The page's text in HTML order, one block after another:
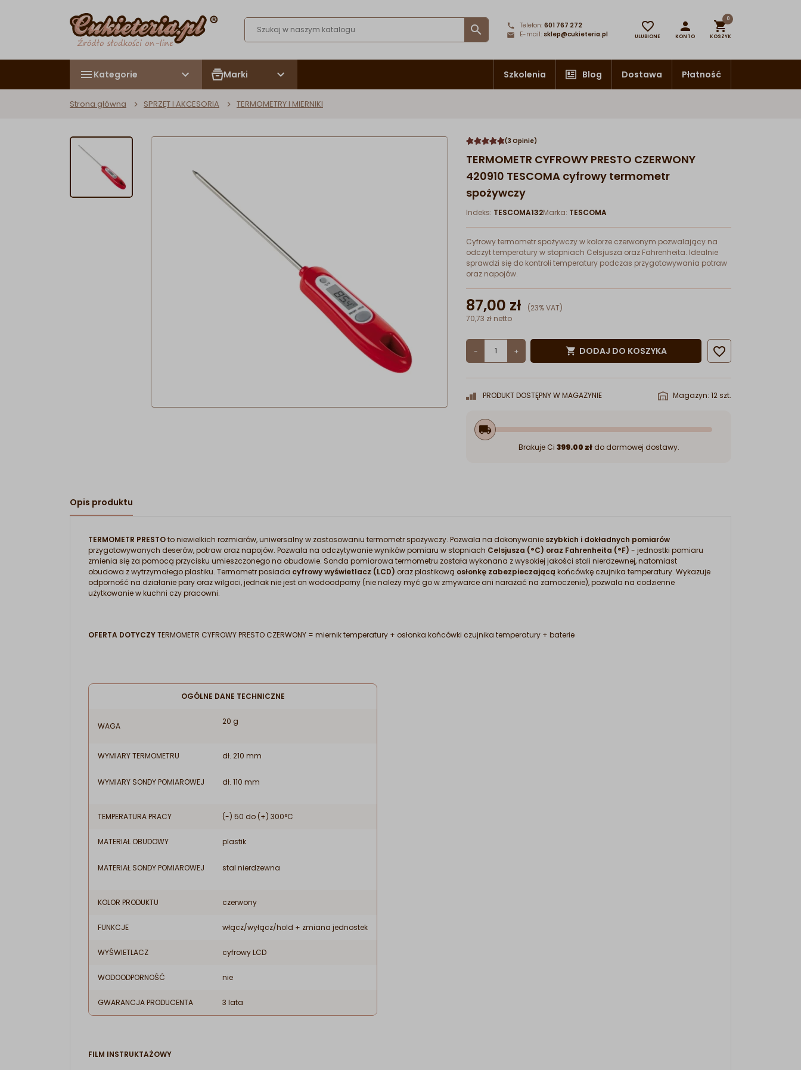
 Telefon: 601 767 272
E-mail: sklep@cukieteria.pl

ULUBIONE

KONTO

0
KOSZYK
Kategorie Marki Szkolenia Blog Dostawa Płatność
Strona główna SPRZĘT I AKCESORIA TERMOMETRY I MIERNIKI
(3 Opinie)
TERMOMETR CYFROWY PRESTO CZERWONY
420910 TESCOMA cyfrowy termometr
spożywczy
Indeks: TESCOMA132Marka: TESCOMA
Cyfrowy termometr spożywczy w kolorze czerwonym pozwalający na
odczyt temperatury w stopniach Celsjusza oraz Fahrenheita. Idealnie
sprawdzi się do kontroli temperatury podczas przygotowywania potraw
oraz napojów.
87,00 zł
(23% VAT)
70,73 zł netto
- +  DODAJ DO KOSZYKA 
PRODUKT DOSTĘPNY W MAGAZYNIE Magazyn: 12 szt.
local_shipping
Brakuje Ci 399.00 złdo darmowej dostawy.
Opis produktu
TERMOMETR PRESTOto niewielkich rozmiarów, uniwersalny w zastosowaniu termometr spożywczy. Pozwala na dokonywanie szybkich i dokładnych pomiarów
przygotowywanych deserów, potraw oraz napojów. Pozwala na odczytywanie wyników pomiaru w stopniach Celsjusza (°C) oraz Fahrenheita (°F) - jednostki pomiaru
zmienia się za pomocą przycisku umieszczonego na obudowie. Sonda pomiarowa termometru została wykonana z wysokiej jakości stali nierdzewnej, natomiast
obudowa z wytrzymałego plastiku. Termometr posiada cyfrowy wyświetlacz (LCD) oraz plastikową osłonkę zabezpieczającą końcówkę czujnika temperatury. Wykazuje
odporność na działanie pary oraz wilgoci, jednak nie jest on wodoodporny (nie należy myć go w zmywarce ani narażać na zamoczenie), pozwala na codzienne
użytkowanie w kuchni czy pracowni.
OFERTA DOTYCZYTERMOMETR CYFROWY PRESTO CZERWONY = miernik temperatury + osłonka końcówki czujnika temperatury + baterie
OGÓLNE DANE TECHNICZNE
WAGA 20 g
WYMIARY TERMOMETRU
WYMIARY SONDY POMIAROWEJ
dł. 210 mm
dł. 110 mm
TEMPERATURA PRACY (-) 50 do (+) 300°C
MATERIAŁ OBUDOWY
MATERIAŁ SONDY POMIAROWEJ
plastik
stal nierdzewna
KOLOR PRODUKTU czerwony
FUNKCJE włącz/wyłącz/hold + zmiana jednostek
WYŚWIETLACZ cyfrowy LCD
WODOODPORNOŚĆ nie
GWARANCJA PRODUCENTA 3 lata
FILM INSTRUKTAŻOWY